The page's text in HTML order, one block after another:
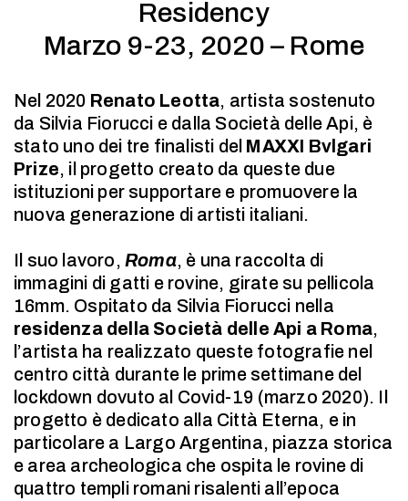
Residency
Marzo 9-23, 2020 – Rome
Nel 2020 Renato Leotta, artista sostenuto
da Silvia Fiorucci e dalla Società delle Api, è
stato uno dei tre finalisti del MAXXI Bvlgari
Prize, il progetto creato da queste due
istituzioni per supportare e promuovere la
nuova generazione di artisti italiani.
Il suo lavoro, Roma, è una raccolta di
immagini di gatti e rovine, girate su pellicola
16mm. Ospitato da Silvia Fiorucci nella
residenza della Società delle Api a Roma,
l’artista ha realizzato queste fotografie nel
centro città durante le prime settimane del
lockdown dovuto al Covid-19 (marzo 2020). Il
progetto è dedicato alla Città Eterna, e in
particolare a Largo Argentina, piazza storica
e area archeologica che ospita le rovine di
quattro templi romani risalenti all’epoca